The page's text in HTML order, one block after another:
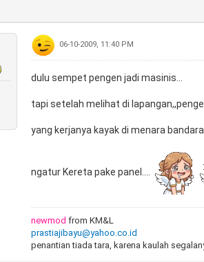
06-10-2009, 11:40 PM
dulu sempet pengen jadi masinis...
tapi setelah melihat di
yang kerjanya kayak di menara
ngatur Kereta pake panel....
newmod from KM&L
prastiajibayu@yahoo.co.id
penantian tiada tara, karena kaulah